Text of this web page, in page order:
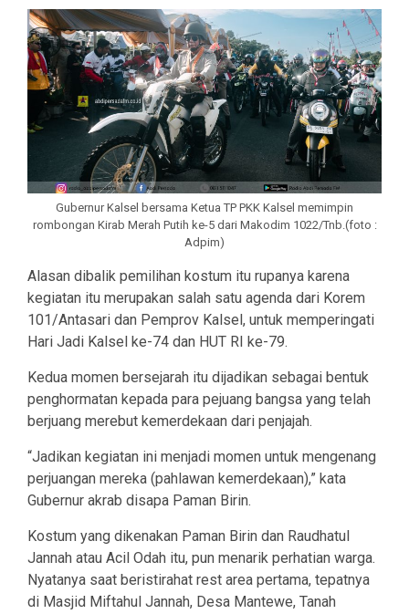
Gubernur Kalsel bersama Ketua TP PKK Kalsel memimpin
rombongan Kirab Merah Putih ke-5 dari Makodim 1022/Tnb.(foto :
Adpim)
Alasan dibalik pemilihan kostum itu rupanya karena
kegiatan itu merupakan salah satu agenda dari Korem
101/Antasari dan Pemprov Kalsel, untuk memperingati
Hari Jadi Kalsel ke-74 dan HUT RI ke-79.
Kedua momen bersejarah itu dijadikan sebagai bentuk
penghormatan kepada para pejuang bangsa yang telah
berjuang merebut kemerdekaan dari penjajah.
“Jadikan kegiatan ini menjadi momen untuk mengenang
perjuangan mereka (pahlawan kemerdekaan),” kata
Gubernur akrab disapa Paman Birin.
Kostum yang dikenakan Paman Birin dan Raudhatul
Jannah atau Acil Odah itu, pun menarik perhatian warga.
Nyatanya saat beristirahat rest area pertama, tepatnya
di Masjid Miftahul Jannah, Desa Mantewe, Tanah